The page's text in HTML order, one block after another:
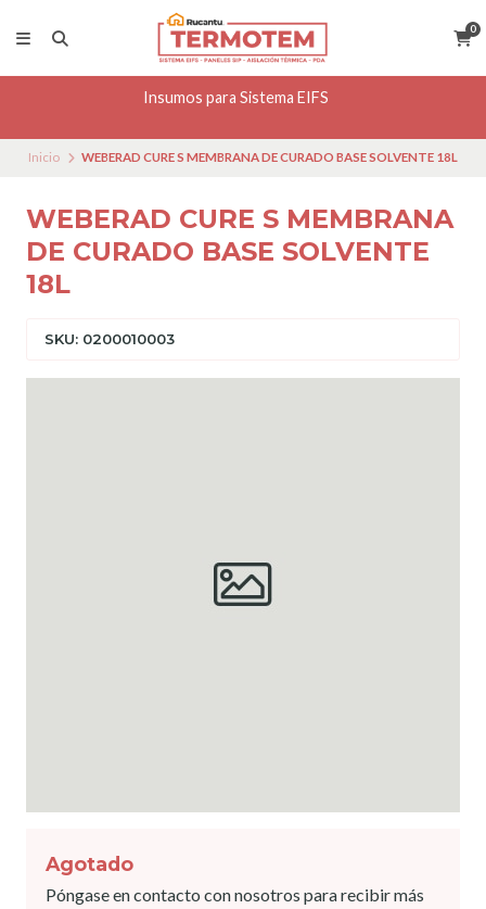
0
Insumos para Sistema EIFS
Inicio WEBERAD CURE S MEMBRANA DE CURADO BASE SOLVENTE 18L
WEBERAD CURE S MEMBRANA
DE CURADO BASE SOLVENTE
18L
SKU: 0200010003
Agotado
Póngase en contacto con nosotros para recibir más